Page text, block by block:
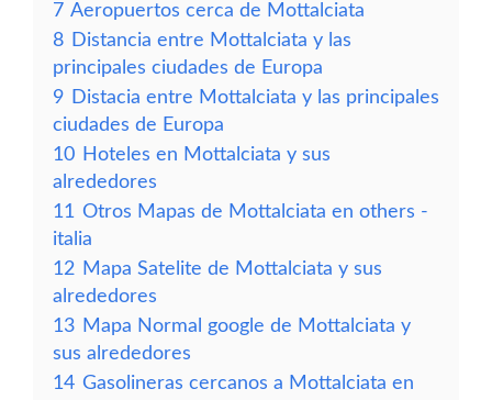
7 Aeropuertos cerca de Mottalciata
8 Distancia entre Mottalciata y las
principales ciudades de Europa
9 Distacia entre Mottalciata y las principales
ciudades de Europa
10 Hoteles en Mottalciata y sus
alrededores
11 Otros Mapas de Mottalciata en others -
italia
12 Mapa Satelite de Mottalciata y sus
alrededores
13 Mapa Normal google de Mottalciata y
sus alrededores
14 Gasolineras cercanos a Mottalciata en